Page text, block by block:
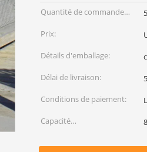
Quantité de commande
min:
5
Prix:
Détails d'emballage:
Délai de livraison:
Conditions de paiement:
Capacité